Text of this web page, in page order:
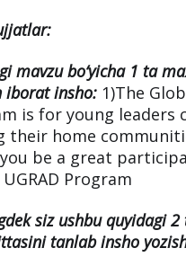
mavzu bo‘yicha 1 ta
iborat insho: 1)The
is for young leaders
their home
be a great
Program
siz ushbu quyidagi
tanlab insho